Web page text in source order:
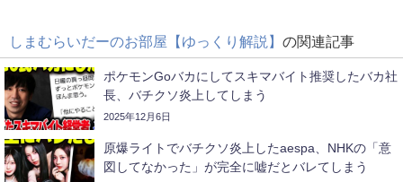
しまむらいだーのお部屋【ゆっくり解説】 の関連記事
ポケモンGoバカにしてスキマバイト推奨したバカ社
長、バチクソ炎上してしまう
2025年12月6日
原爆ライトでバチクソ炎上したaespa、NHKの「意
図してなかった」が完全に嘘だとバレてしまう